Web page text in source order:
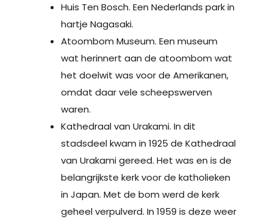
Huis Ten Bosch. Een Nederlands park in
hartje Nagasaki.
Atoombom Museum. Een museum
wat herinnert aan de atoombom wat
het doelwit was voor de Amerikanen,
omdat daar vele scheepswerven
waren.
Kathedraal van Urakami. In dit
stadsdeel kwam in 1925 de Kathedraal
van Urakami gereed. Het was en is de
belangrijkste kerk voor de katholieken
in Japan. Met de bom werd de kerk
geheel verpulverd. In 1959 is deze weer